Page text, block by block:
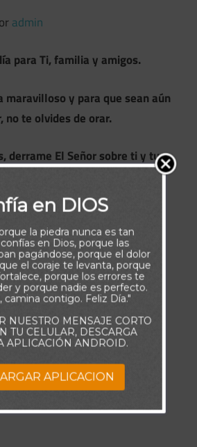
admin
para Ti, familia y amigos.
maravilloso y para que sean aún
no te olvides de orar.
derrame El Señor sobre ti y tu
en DIOS
la piedra nunca es tan
en Dios, porque las
pagándose, porque el dolor
el coraje te levanta, porque
porque los errores te
y porque nadie es perfecto.
camina contigo. Feliz Día."
NUESTRO MENSAJE CORTO
TU CELULAR, DESCARGA
APLICACIÓN ANDROID.
APLICACION